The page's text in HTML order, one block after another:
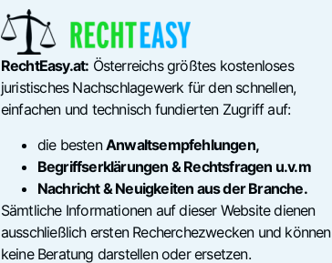
RechtEasy.at: Österreichs größtes kostenloses
juristisches Nachschlagewerk für den schnellen,
einfachen und technisch fundierten Zugriff auf:
die bestenAnwaltsempfehlungen,
Begriffserklärungen & Rechtsfragen u.v.m
Nachricht & Neuigkeiten aus der Branche.
Sämtliche Informationen auf dieser Website dienen
ausschließlich ersten Recherchezwecken und können
keine Beratung darstellen oder ersetzen.